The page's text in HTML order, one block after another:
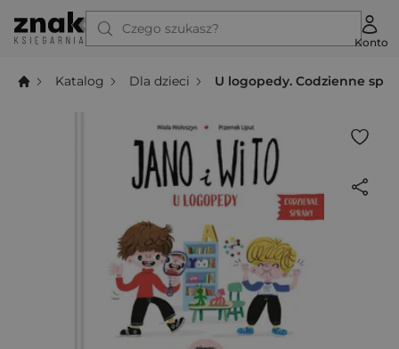
Czego szukasz?
Konto
Katalog Dla dzieci U logopedy. Codzienne